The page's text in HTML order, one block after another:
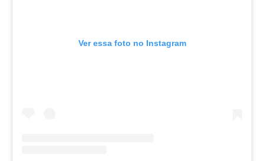
Ver essa foto no Instagram